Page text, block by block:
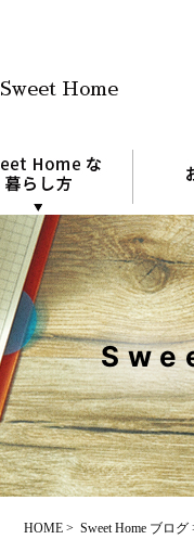
Sweet Home
HOME > Sweet Home ブログ